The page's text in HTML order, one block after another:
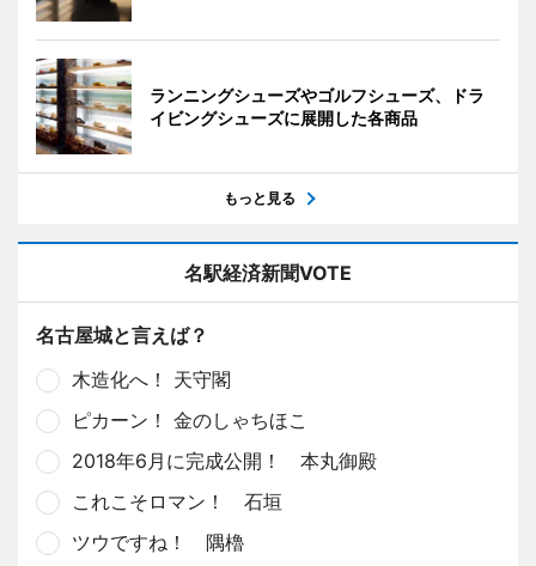
ランニングシューズやゴルフシューズ、ドラ
イビングシューズに展開した各商品
もっと見る
名駅経済新聞VOTE
名古屋城と言えば？
木造化へ！ 天守閣
ピカーン！ 金のしゃちほこ
2018年6月に完成公開！ 本丸御殿
これこそロマン！ 石垣
ツウですね！ 隅櫓